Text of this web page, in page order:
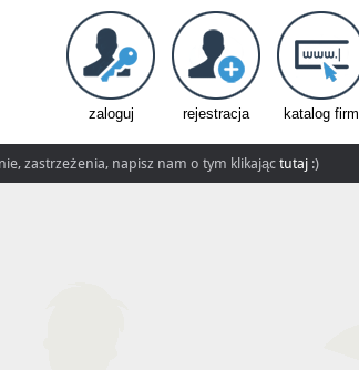
zaloguj rejestracja katalog firm
zastrzeżenia, napisz nam o tym klikając tutaj :)